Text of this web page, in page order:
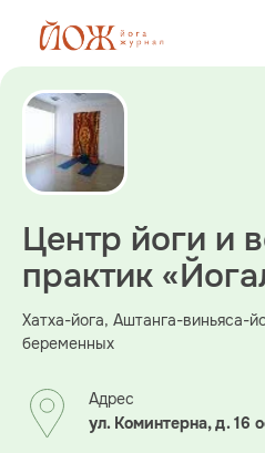
Центр йоги и
практик
Хатха-йога, Аштанга-виньяса-
беременных
Адрес
ул. Коминтерна, д. 16